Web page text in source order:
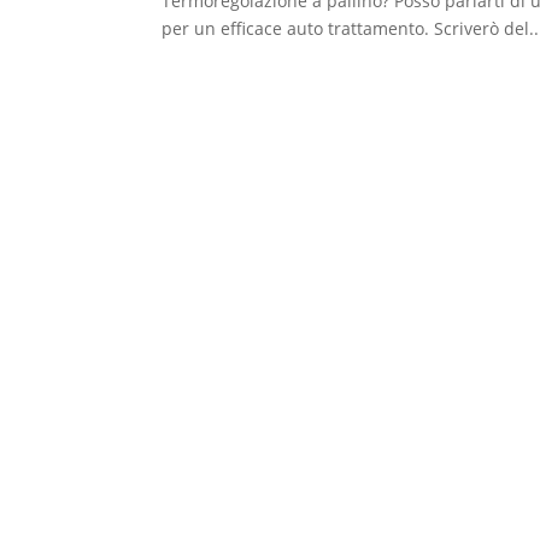
per un efficace auto trattamento. Scriverò